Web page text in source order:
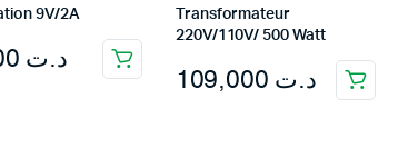
9V/2A
د.ت
Transformateur
220V/110V/ 500 Watt
د.ت